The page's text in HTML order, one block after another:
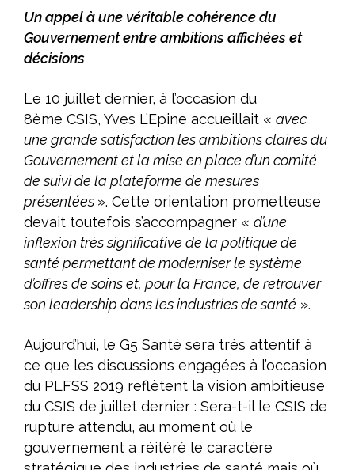
Un appel à une véritable cohérence du
Gouvernement entre ambitions affichées et
décisions
Le 10 juillet dernier, à l’occasion du
8ème CSIS, Yves L’Epine accueillait « avec
une grande satisfaction les ambitions claires du
Gouvernement et la mise en place d’un comité
de suivi de la plateforme de mesures
présentées ». Cette orientation prometteuse
devait toutefois s’accompagner « d’une
inflexion très significative de la politique de
santé permettant de moderniser le système
d’offres de soins et, pour la France, de retrouver
son leadership dans les industries de santé ».
Aujourd’hui, le G5 Santé sera très attentif à
ce que les discussions engagées à l’occasion
du PLFSS 2019 reflètent la vision ambitieuse
du CSIS de juillet dernier : Sera-t-il le CSIS de
rupture attendu, au moment où le
gouvernement a réitéré le caractère